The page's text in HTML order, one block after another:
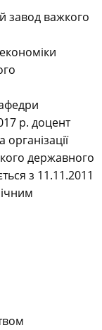
завод важкого
р. доцент
державного
з 11.11.2011